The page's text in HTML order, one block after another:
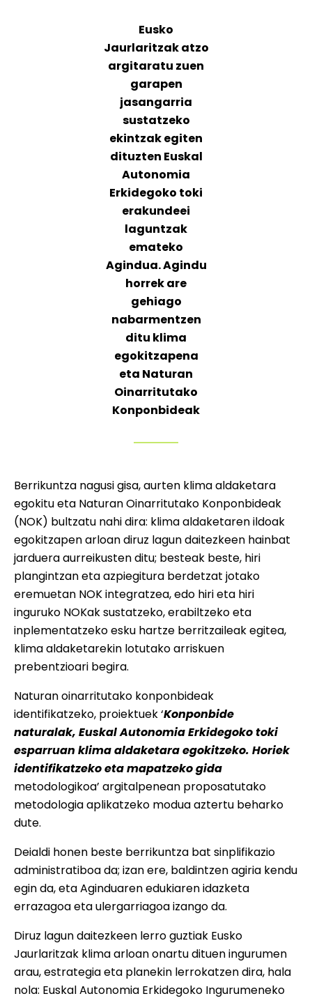
Eusko
Jaurlaritzak atzo
argitaratu zuen
garapen
jasangarria
sustatzeko
ekintzak egiten
dituzten Euskal
Autonomia
Erkidegoko toki
erakundeei
laguntzak
emateko
Agindua. Agindu
horrek are
gehiago
nabarmentzen
ditu klima
egokitzapena
eta Naturan
Oinarritutako
Konponbideak
Berrikuntza nagusi gisa, aurten klima aldaketara
egokitu eta Naturan Oinarritutako Konponbideak
(NOK) bultzatu nahi dira: klima aldaketaren ildoak
egokitzapen arloan diruz lagun daitezkeen hainbat
jarduera aurreikusten ditu; besteak beste, hiri
plangintzan eta azpiegitura berdetzat jotako
eremuetan NOK integratzea, edo hiri eta hiri
inguruko NOKak sustatzeko, erabiltzeko eta
inplementatzeko esku hartze berritzaileak egitea,
klima aldaketarekin lotutako arriskuen
prebentzioari begira.
Naturan oinarritutako konponbideak
identifikatzeko, proiektuek‘Konponbide
naturalak, Euskal Autonomia Erkidegoko toki
esparruan klima aldaketara egokitzeko. Horiek
identifikatzeko eta mapatzeko gida
metodologikoa’ argitalpenean proposatutako
metodologia aplikatzeko modua aztertu beharko
dute.
Deialdi honen beste berrikuntza bat sinplifikazio
administratiboa da; izan ere, baldintzen agiria kendu
egin da, eta Aginduaren edukiaren idazketa
errazagoa eta ulergarriagoa izango da.
Diruz lagun daitezkeen lerro guztiak Eusko
Jaurlaritzak klima arloan onartu dituen ingurumen
arau, estrategia eta planekin lerrokatzen dira, hala
nola: Euskal Autonomia Erkidegoko Ingurumeneko